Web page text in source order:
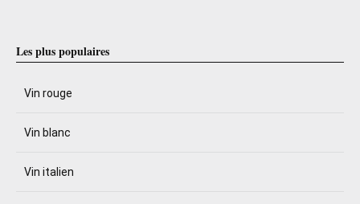
Les plus populaires
Vin rouge
Vin blanc
Vin italien